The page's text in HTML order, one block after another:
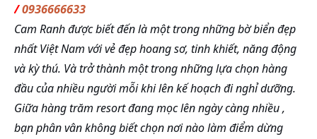
/0936666633
Cam Ranh được biết đến là một trong những bờ biển đẹp
nhất Việt Nam với vẻ đẹp hoang sơ, tinh khiết, năng động
và kỳ thú. Và trở thành một trong những lựa chọn hàng
đầu của nhiều người mỗi khi lên kế hoạch đi nghỉ dưỡng.
Giữa hàng trăm resort đang mọc lên ngày càng nhiều ,
bạn phân vân không biết chọn nơi nào làm điểm dừng